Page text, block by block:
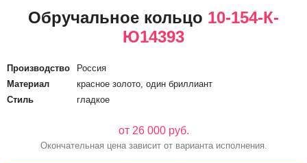
Обручальное кольцо 10-154-К-
Ю14393
Производство
Россия
Материал
красное золото, один бриллиант
Стиль
гладкое
от 26 000 руб.
Окончательная цена зависит от варианта исполнения.